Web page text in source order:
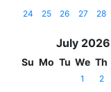
24
25 26 27 28
July 2026
Su Mo Tu We Th
1 2